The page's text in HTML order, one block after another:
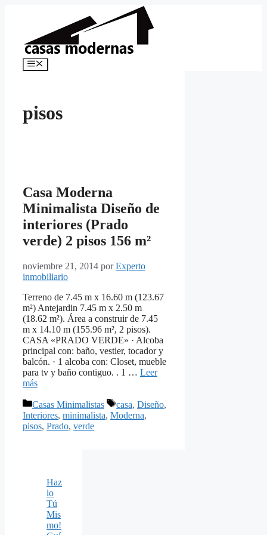
Menú
pisos
Casa Moderna
Minimalista Diseño de
interiores (Prado
verde) 2 pisos 156 m²
noviembre 21, 2014 porExperto
inmobiliario
Terreno de 7.45 m x 16.60 m (123.67
m²) Antejardin 7.45 m x 2.50 m
(18.62 m²). Área a construir de 7.45
m x 14.10 m (155.96 m², 2 pisos).
CASA «PRADO VERDE» · Alcoba
principal con: baño, vestier, tocador y
balcón. · 1 alcoba con: Closet, mueble
para tv y baño contiguo. . 1 … Leer
más
Categorías
Casas Minimalistas Etiquetas
casa, Diseño,
Interiores, minimalista, Moderna,
pisos, Prado, verde
Haz
lo
Tú
Mis
mo!